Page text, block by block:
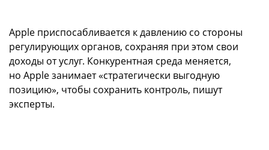
Apple приспосабливается к давлению со стороны
регулирующих органов, сохраняя при этом свои
доходы от услуг. Конкурентная среда меняется,
но Apple занимает «стратегически выгодную
позицию», чтобы сохранить контроль, пишут
эксперты.